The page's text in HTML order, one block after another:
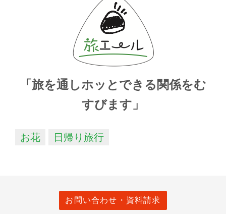
「旅を通しホッとできる関係をむ
すびます」
お花 日帰り旅行
お問い合わせ・資料請求